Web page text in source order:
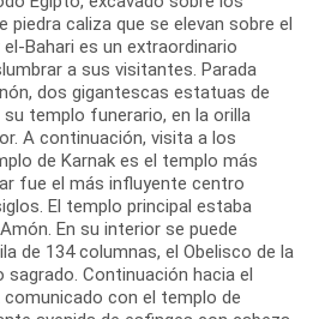
piedra caliza que se elevan sobre el
Bahari es un extraordinario
a sus visitantes. Parada
dos gigantescas estatuas de
templo funerario, en la orilla
A continuación, visita a los
de Karnak es el templo más
fue el más influyente centro
El templo principal estaba
En su interior se puede
de 134 columnas, el Obelisco de la
sagrado. Continuación hacia el
con el templo de